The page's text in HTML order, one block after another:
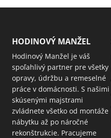
HODINOVÝ MANŽEL
Hodinový Manžel je váš
spoľahlivý partner pre všetky
opravy, údržbu a remeselné
práce v domácnosti. S našimi
skúsenými majstrami
zvládnete všetko od montáže
nábytku až po náročné
rekonštrukcie. Pracujeme